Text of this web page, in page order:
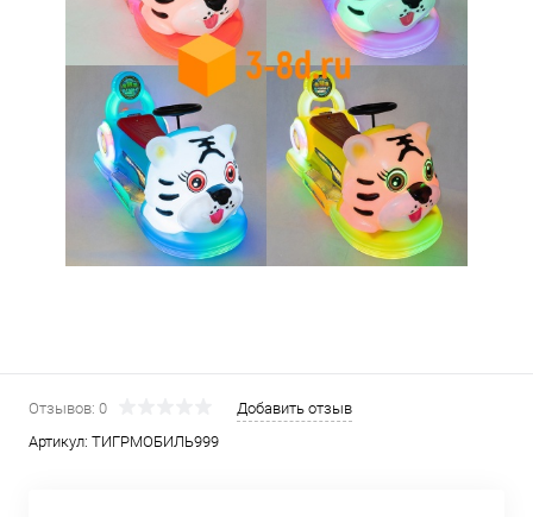
Отзывов: 0
Добавить отзыв
Артикул: ТИГРМОБИЛЬ999